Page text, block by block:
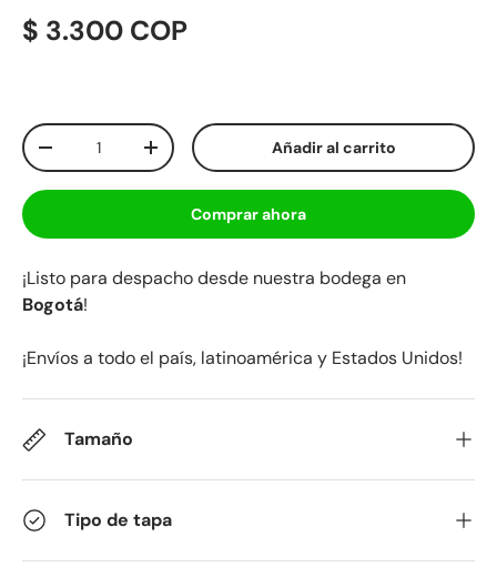
$ 3.300 COP
Cant.
-
+ Añadir al carrito
Comprar ahora
¡Listo para despacho desde nuestra bodega en
Bogotá!
¡Envíos a todo el país, latinoamérica y Estados Unidos!
Tamaño
Tipo de tapa